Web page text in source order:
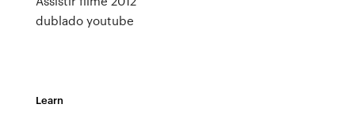
dublado youtube
Learn